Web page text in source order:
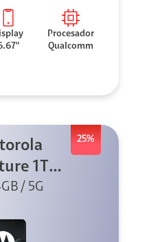
Procesador
Qualcomm
25%
1TB
/ 5G